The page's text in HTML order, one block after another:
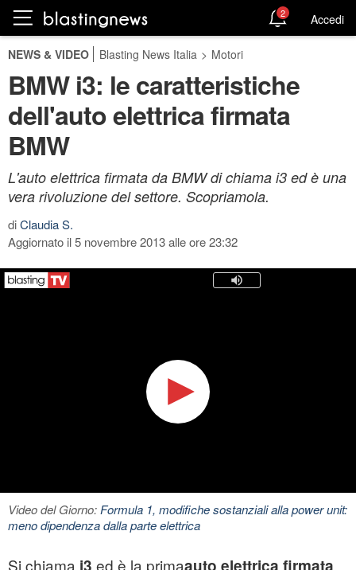
2 Accedi
NEWS & VIDEO Blasting News Italia > Motori
BMW i3: le caratteristiche
dell'auto elettrica firmata
BMW
L'auto elettrica firmata da BMW di chiama i3 ed è una
vera rivoluzione del settore. Scopriamola.
diClaudia S.
Aggiornato il 5 novembre 2013 alle ore 23:32
Video del Giorno: Formula 1, modifiche sostanziali alla power unit:
meno dipendenza dalla parte elettrica
Si chiama i3 ed è la primaauto elettrica firmata